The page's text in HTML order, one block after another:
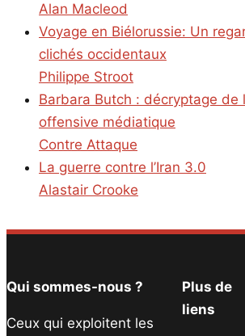
Alan Macleod
Voyage en Biélorussie: Un
clichés occidentaux
Philippe Stroot
Barbara Butch : décryptage de
offensive médiatique
Contre Attaque
La guerre contre l’Iran 3.0
Alastair Crooke
Qui sommes-nous ?
Ceux qui exploitent les
Plus de
liens